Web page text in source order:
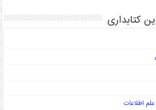
کتابداری
علم اطلاعات